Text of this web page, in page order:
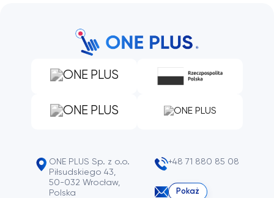
ONE PLUS Sp. z o.o.
Piłsudskiego 43,
50-032 Wrocław,
Polska
+48 71 880 85 08
Pokaż